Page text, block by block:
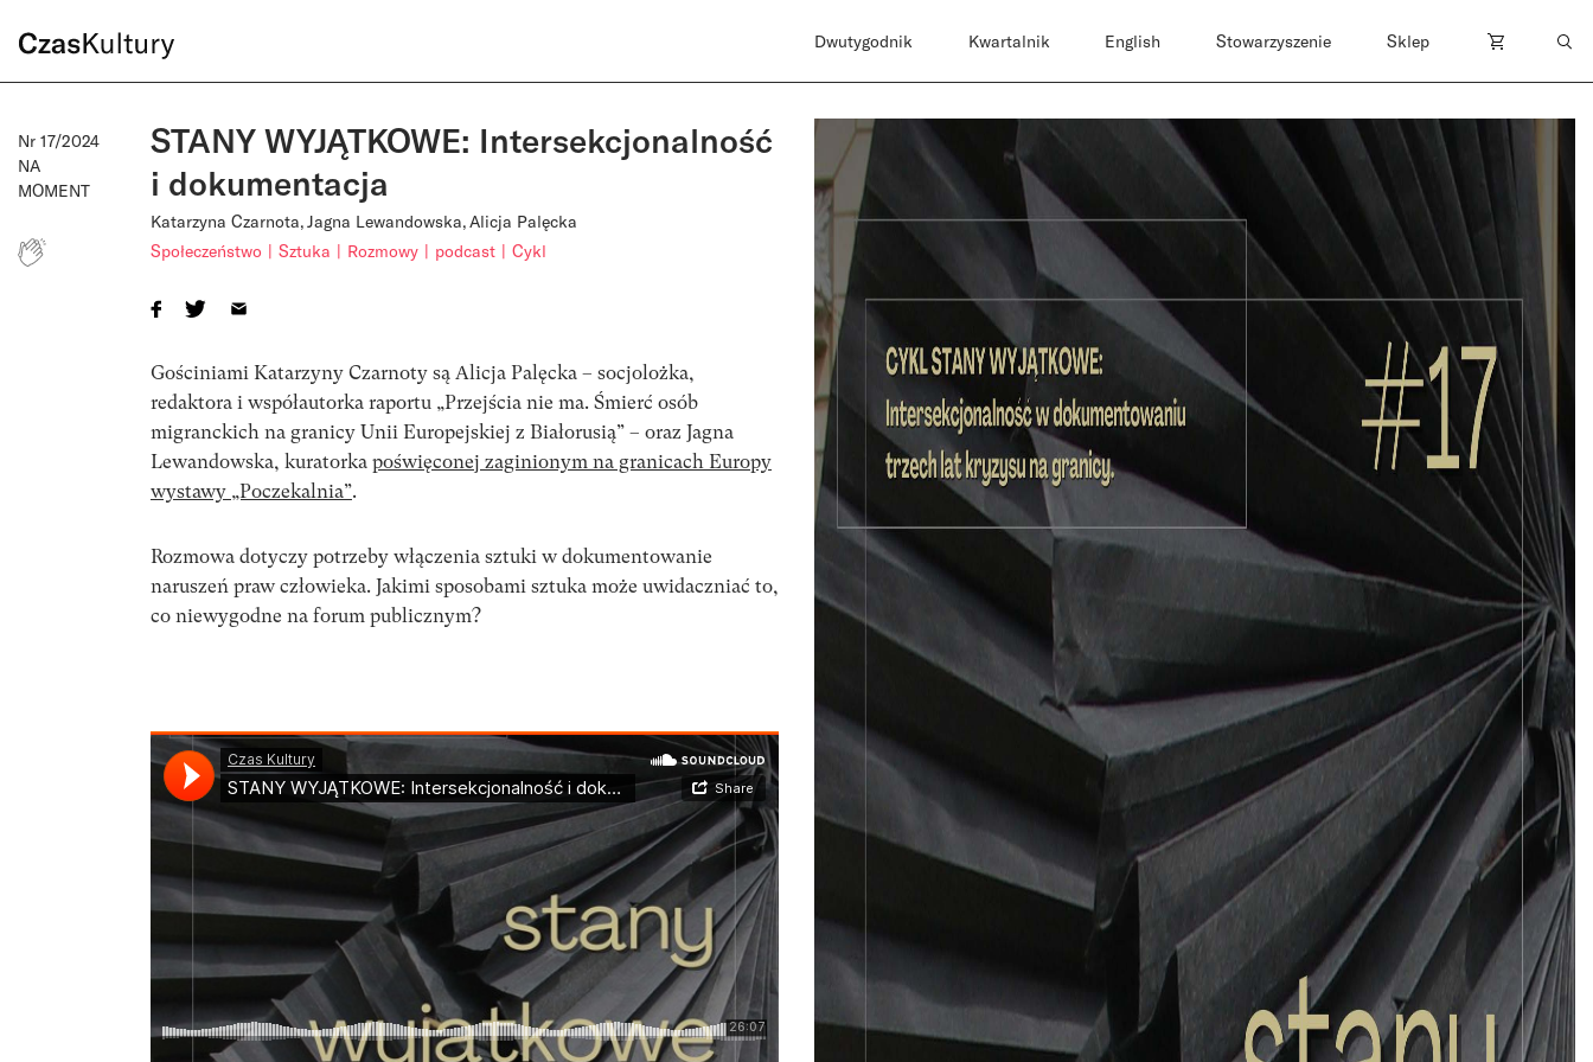
Dwutygodnik Kwartalnik English Stowarzyszenie Sklep
Nr 17/2024
NA
MOMENT
STANY WYJĄTKOWE: Intersekcjonalność
i dokumentacja
Katarzyna Czarnota Jagna Lewandowska Alicja Palęcka
Społeczeństwo
Sztuka Rozmowy podcast Cykl
Gościniami Katarzyny Czarnoty są Alicja Palęcka – socjolożka,
redaktora i współautorka raportu „Przejścia nie ma. Śmierć osób
migranckich na granicy Unii Europejskiej z Białorusią” – oraz Jagna
Lewandowska, kuratorka poświęconej zaginionym na granicach Europy
wystawy „Poczekalnia”.
Rozmowa dotyczy potrzeby włączenia sztuki w dokumentowanie
naruszeń praw człowieka. Jakimi sposobami sztuka może uwidaczniać to,
co niewygodne na forum publicznym?